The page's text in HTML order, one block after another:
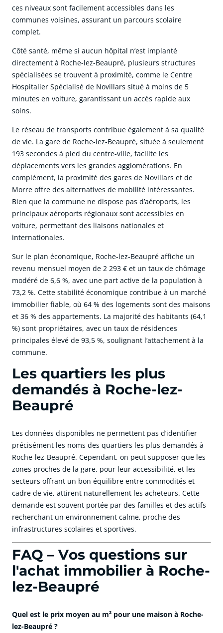
ces niveaux sont facilement accessibles dans les
communes voisines, assurant un parcours scolaire
complet.
Côté santé, même si aucun hôpital n’est implanté
directement à Roche-lez-Beaupré, plusieurs structures
spécialisées se trouvent à proximité, comme le Centre
Hospitalier Spécialisé de Novillars situé à moins de 5
minutes en voiture, garantissant un accès rapide aux
soins.
Le réseau de transports contribue également à sa qualité
de vie. La gare de Roche-lez-Beaupré, située à seulement
193 secondes à pied du centre-ville, facilite les
déplacements vers les grandes agglomérations. En
complément, la proximité des gares de Novillars et de
Morre offre des alternatives de mobilité intéressantes.
Bien que la commune ne dispose pas d’aéroports, les
principaux aéroports régionaux sont accessibles en
voiture, permettant des liaisons nationales et
internationales.
Sur le plan économique, Roche-lez-Beaupré affiche un
revenu mensuel moyen de 2 293 € et un taux de chômage
modéré de 6,6 %, avec une part active de la population à
73,2 %. Cette stabilité économique contribue à un marché
immobilier fiable, où 64 % des logements sont des maisons
et 36 % des appartements. La majorité des habitants (64,1
%) sont propriétaires, avec un taux de résidences
principales élevé de 93,5 %, soulignant l’attachement à la
commune.
Les quartiers les plus
demandés à Roche-lez-
Beaupré
Les données disponibles ne permettent pas d’identifier
précisément les noms des quartiers les plus demandés à
Roche-lez-Beaupré. Cependant, on peut supposer que les
zones proches de la gare, pour leur accessibilité, et les
secteurs offrant un bon équilibre entre commodités et
cadre de vie, attirent naturellement les acheteurs. Cette
demande est souvent portée par des familles et des actifs
recherchant un environnement calme, proche des
infrastructures scolaires et sportives.
FAQ – Vos questions sur
l'achat immobilier à Roche-
lez-Beaupré
Quel est le prix moyen au m² pour une maison à Roche-
lez-Beaupré ?